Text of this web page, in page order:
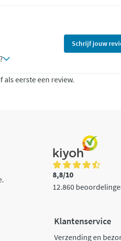
Schrijf jouw
als eerste een review.
8,8/10
12.860
Klantenservice
Verzending en